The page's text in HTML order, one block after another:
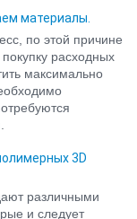
материалы.
по этой причине
расходных
максимально
3D
различными
и следует